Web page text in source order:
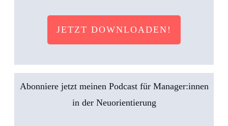
JETZT DOWNLOADEN!
Abonniere jetzt meinen Podcast für Manager:innen
in der Neuorientierung